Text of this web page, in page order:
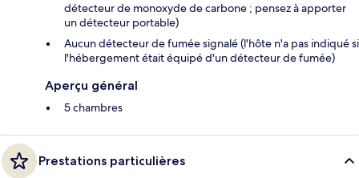
détecteur de monoxyde de carbone ; pensez à apporter
un détecteur portable)
Aucun détecteur de fumée signalé (l'hôte n'a pas indiqué si
l'hébergement était équipé d'un détecteur de fumée)
Aperçu général
5 chambres
Prestations particulières